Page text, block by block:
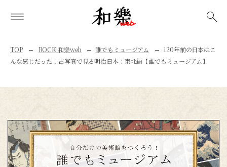
TOP ROCK 和樂web 誰でもミュージアム
120年前の日本はこ
んな感じだった！古写真で見る明治日本：東北編【誰でもミュージアム】